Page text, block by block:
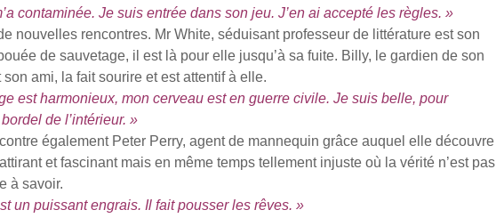
contaminée. Je suis entrée dans son jeu. J’en ai accepté les règles. »
nouvelles rencontres. Mr White, séduisant professeur de littérature est son
de sauvetage, il est là pour elle jusqu’à sa fuite. Billy, le gardien de son
son ami, la fait sourire et est attentif à elle.
est harmonieux, mon cerveau est en guerre civile. Je suis belle, pour
de l’intérieur. »
également Peter Perry, agent de mannequin grâce auquel elle découvre
et fascinant mais en même temps tellement injuste où la vérité n’est pas
à savoir.
un puissant engrais. Il fait pousser les rêves. »